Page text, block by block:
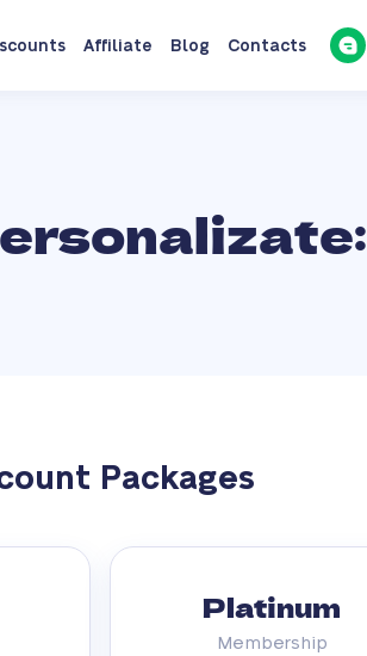
Affiliate Blog Contacts
Packages
Platinum
Membership